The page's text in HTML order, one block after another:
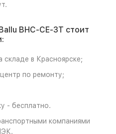
BHC-CE-3T стоит
складе в Красноярске;
по ремонту;
- бесплатно.
компаниями